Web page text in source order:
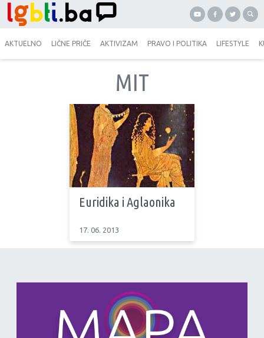
AKTUELNO LIČNE PRIČE AKTIVIZAM PRAVO I POLITIKA LIFESTYLE
MIT
Euridika i Aglaonika
17. 06. 2013